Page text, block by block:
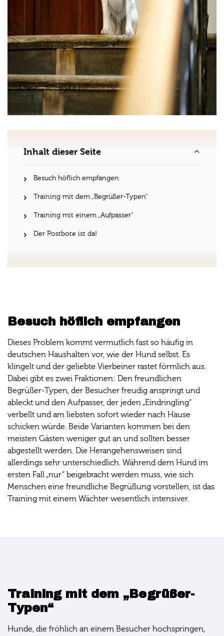
Inhalt dieser Seite
Besuch höflich empfangen
Training mit dem „Begrüßer-Typen“
Training mit einem „Aufpasser“
Der Postbote ist da!
Besuch höflich empfangen
Dieses Problem kommt vermutlich fast so häufig in
deutschen Haushalten vor, wie der Hund selbst. Es
klingelt und der geliebte Vierbeiner rastet förmlich aus.
Dabei gibt es zwei Fraktionen: Den freundlichen
Begrüßer-Typen, der Besucher freudig anspringt und
ableckt und den Aufpasser, der jeden „Eindringling“
verbellt und am liebsten sofort wieder nach Hause
schicken würde. Beide Varianten kommen bei den
meisten Gästen weniger gut an und sollten besser
abgestellt werden. Die Herangehensweisen sind
allerdings sehr unterschiedlich. Während dem Hund im
ersten Fall „nur“ beigebracht werden muss, wie sich
Menschen eine freundliche Begrüßung vorstellen, ist das
Training mit einem Wächter wesentlich intensiver.
Training mit dem „Begrüßer-
Typen“
Hunde, die fröhlich an einem Besucher hochspringen,